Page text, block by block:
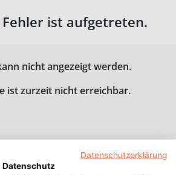
Fehler ist aufgetreten.
nicht angezeigt werden.
ist zurzeit nicht erreichbar.
Datenschutzerklärung
Datenschutz